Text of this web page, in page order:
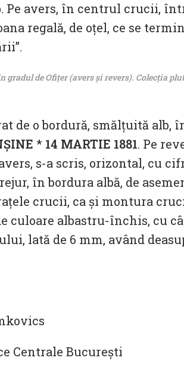
Pe avers, în centrul crucii,
regală, de oțel, ce se
gradul de Ofițer (avers și revers). Colecția
de o bordură, smălțuită alb,
* 14 MARTIE 1881. Pe
s-a scris, orizontal, cu
în bordura albă, de
crucii, ca și montura
culoare albastru-închis, cu
lată de 6 mm, având
Centrale București